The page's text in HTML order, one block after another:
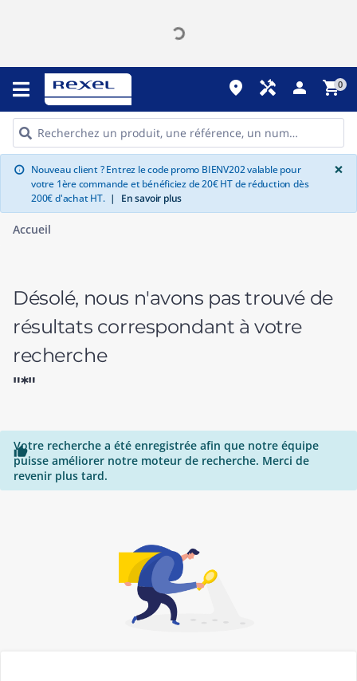
place handyman person shopping_cart0
info Nouveau client ? Entrez le code promo BIENV202 valable pour
votre 1ère commande et bénéficiez de 20€ HT de réduction dès
200€ d'achat HT. | En savoir plus
×
Accueil
Désolé, nous n'avons pas trouvé de
résultats correspondant à votre
recherche
"*"

Votre recherche a été enregistrée afin que notre équipe
puisse améliorer notre moteur de recherche. Merci de
revenir plus tard.